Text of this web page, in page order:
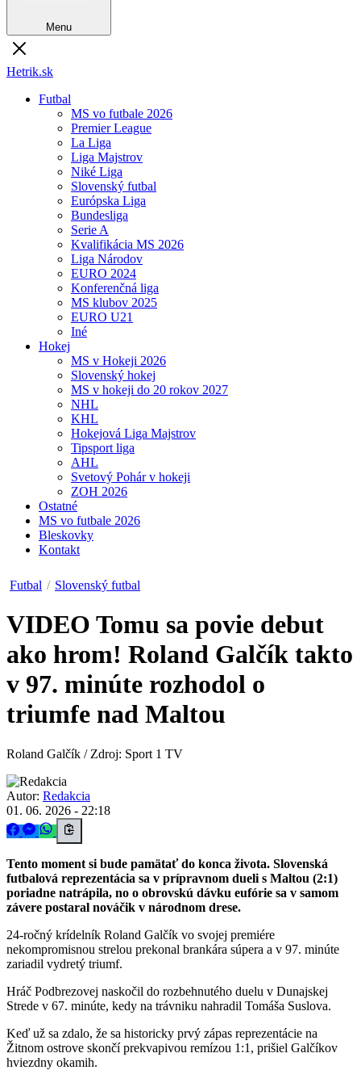
Menu
Hetrik.sk
Futbal
MS vo futbale 2026
Premier League
La Liga
Liga Majstrov
Niké Liga
Slovenský futbal
Európska Liga
Bundesliga
Serie A
Kvalifikácia MS 2026
Liga Národov
EURO 2024
Konferenčná liga
MS klubov 2025
EURO U21
Iné
Hokej
MS v Hokeji 2026
Slovenský hokej
MS v hokeji do 20 rokov 2027
NHL
KHL
Hokejová Liga Majstrov
Tipsport liga
AHL
Svetový Pohár v hokeji
ZOH 2026
Ostatné
MS vo futbale 2026
Bleskovky
Kontakt
Futbal / Slovenský futbal
VIDEO Tomu sa povie debut
ako hrom! Roland Galčík takto
v 97. minúte rozhodol o
triumfe nad Maltou
Roland Galčík / Zdroj: Sport 1 TV
Autor: Redakcia
01. 06. 2026 - 22:18
Tento moment si bude pamätať do konca života. Slovenská
futbalová reprezentácia sa v prípravnom dueli s Maltou (2:1)
poriadne natrápila, no o obrovskú dávku eufórie sa v samom
závere postaral nováčik v národnom drese.
24-ročný krídelník Roland Galčík vo svojej premiére
nekompromisnou strelou prekonal brankára súpera a v 97. minúte
zariadil vydretý triumf.
Hráč Podbrezovej naskočil do rozbehnutého duelu v Dunajskej
Strede v 67. minúte, kedy na trávniku nahradil Tomáša Suslova.
Keď už sa zdalo, že sa historicky prvý zápas reprezentácie na
Žitnom ostrove skončí prekvapivou remízou 1:1, prišiel Galčíkov
hviezdny okamih.